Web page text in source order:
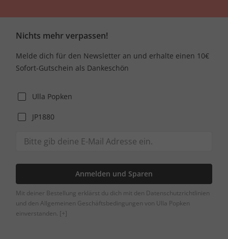
Nichts mehr verpassen!
Melde dich für den Newsletter an und erhalte einen 10€
Sofort-Gutschein als Dankeschön
Ulla Popken
JP1880
Anmelden und Sparen
Mit deiner Bestellung erklärst du dich mit den Datenschutzrichtlinien
und den Allgemeinen Geschäftsbedingungen von Ulla Popken
einverstanden. [+]